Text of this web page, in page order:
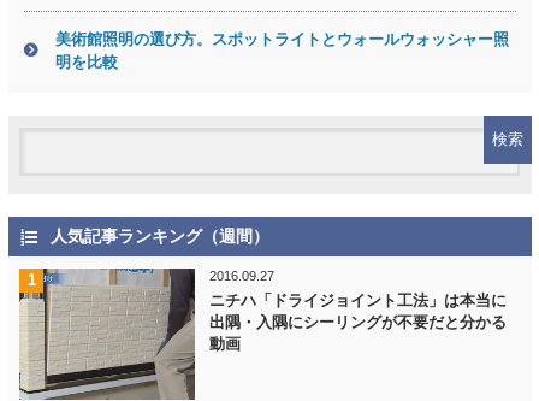
美術館照明の選び方。スポットライトとウォールウォッシャー照
明を比較
人気記事ランキング（週間）
2016.09.27
ニチハ「ドライジョイント工法」は本当に
出隅・入隅にシーリングが不要だと分かる
動画